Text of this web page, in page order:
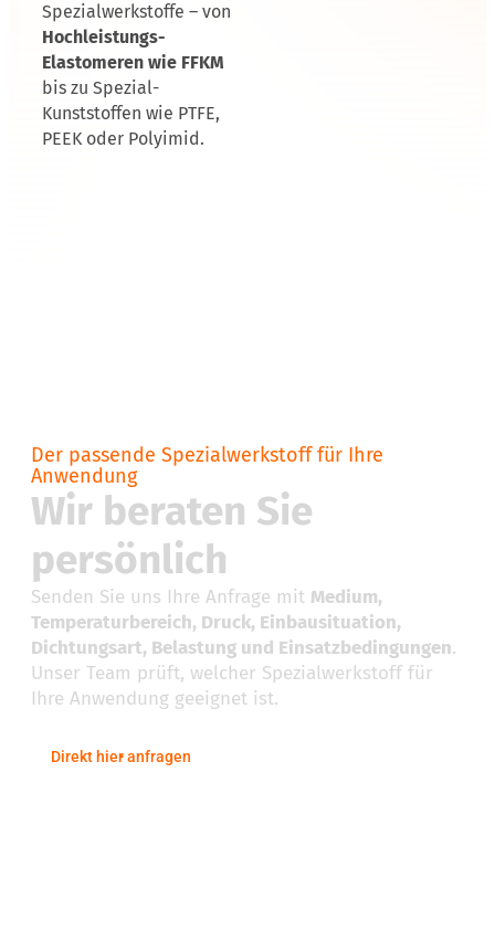
Spezialwerkstoffe – von
Hochleistungs-
Elastomeren wie FFKM
bis zu Spezial-
Kunststoffen wie PTFE,
PEEK oder Polyimid.
Der passende Spezialwerkstoff für Ihre
Anwendung
Wir beraten Sie
persönlich
Senden Sie uns Ihre Anfrage mit Medium,
Temperaturbereich, Druck, Einbausituation,
Dichtungsart, Belastung und Einsatzbedingungen.
Unser Team prüft, welcher Spezialwerkstoff für
Ihre Anwendung geeignet ist.
Direkt hier anfragen